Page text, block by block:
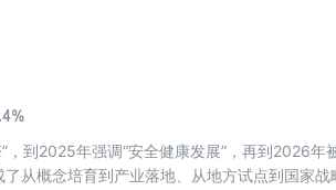
，到2025年强调“安全健康发展”，再到2026年
从概念培育到产业落地、从地方试点到国家